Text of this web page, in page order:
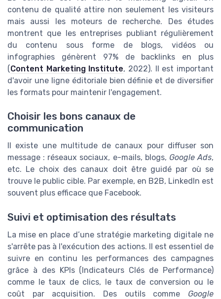
contenu de qualité attire non seulement les visiteurs
mais aussi les moteurs de recherche. Des études
montrent que les entreprises publiant régulièrement
du contenu sous forme de blogs, vidéos ou
infographies génèrent 97% de backlinks en plus
(Content Marketing Institute, 2022). Il est important
d'avoir une ligne éditoriale bien définie et de diversifier
les formats pour maintenir l'engagement.
Choisir les bons canaux de
communication
Il existe une multitude de canaux pour diffuser son
message : réseaux sociaux, e-mails, blogs, Google Ads,
etc. Le choix des canaux doit être guidé par où se
trouve le public cible. Par exemple, en B2B, LinkedIn est
souvent plus efficace que Facebook.
Suivi et optimisation des résultats
La mise en place d’une stratégie marketing digitale ne
s'arrête pas à l'exécution des actions. Il est essentiel de
suivre en continu les performances des campagnes
grâce à des KPIs (Indicateurs Clés de Performance)
comme le taux de clics, le taux de conversion ou le
coût par acquisition. Des outils comme Google